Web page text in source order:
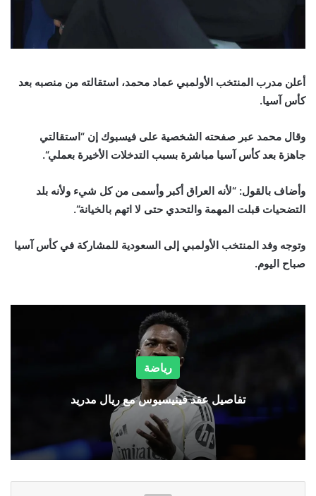
أعلن مدرب المنتخب الأولمبي عماد محمد، استقالته من منصبه بعد
كأس آسيا.
وقال محمد عبر صفحته الشخصية على فيسبوك إن “استقالتي
جاهزة بعد كأس آسيا مباشرة بسبب التدخلات الأخيرة بعملي“.
وأضاف بالقول: “لأنه العراق أكبر وأسمى من كل شيء ولأنه بلد
التضحيات قبلت المهمة والتحدي حتى لا اتهم بالخيانة“.
وتوجه وفد المنتخب الأولمبي إلى السعودية للمشاركة في كأس آسيا
صباح اليوم.
رياضة
تفاصيل عقد فينيسيوس مع ريال مدريد